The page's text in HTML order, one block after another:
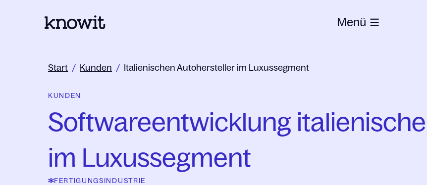
Zur Homepage von Knowit Menü
Start / Kunden / Italienischen Autohersteller im Luxussegment
KUNDEN
Softwareentwicklung
im Luxussegment
FERTIGUNGSINDUSTRIE